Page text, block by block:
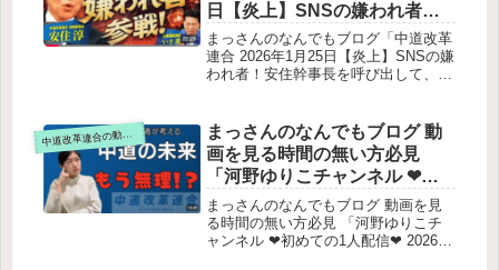
日【炎上】SNSの嫌われ者！
安住幹事長を呼び出して、な
ぜ嫌われてるのか聞いてみ
た！」をテキスト要約
まっさんのなんでもブログ「中道改革
連合 2026年1月25日【炎上】SNSの嫌
われ者！安住幹事長を呼び出して、な
に迫る】中道改革連合 安住共同幹事
長を緊急直撃！ネットで嫌われすぎて
いる幹事長。そのイメージは本当なの
か——炎上発言の真意、記者時代の原
点、なぜ今「中道」なのか？知られざ
る素顔に踏み込みました！目次安住氏
の原点：漁村育ちと“生活者のリア
ル”NHK時代：政治ではなく“事件記
中道改革連合の動画をテキスト要約
まっさんのなんでもブログ 動
画を見る時間の無い方必見
「河野ゆりこチャンネル ❤初
めての1人配信❤ 2026年3月24
日（火）【支持率低迷の中道
はもう無理！？】中道落選者
まっさんのなんでもブログ 動画を見
る時間の無い方必見 「河野ゆりこチ
ャンネル ❤初めての1人配信❤ 2026年